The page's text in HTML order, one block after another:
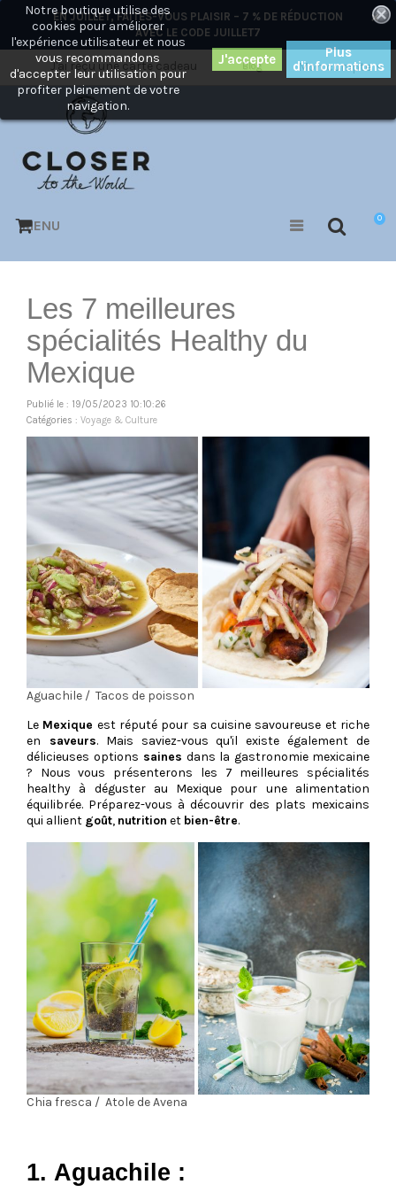
EN JUILLET, FAITES-VOUS PLAISIR – 7 % DE RÉDUCTION
AVEC LE CODE JUILLET7
×
Mon compte
Blog
J'ai reçu une carte cadeau
0
MENU
Notre boutique utilise des
cookies pour améliorer
l'expérience utilisateur et nous
vous recommandons
d'accepter leur utilisation pour
profiter pleinement de votre
navigation.
Plus
d'informations
Les 7 meilleures
spécialités Healthy du
Mexique
Publié le : 19/05/2023 10:10:26
Catégories : Voyage & Culture
Aguachile / Tacos de poisson
Le Mexique est réputé pour sa cuisine savoureuse et riche
en saveurs. Mais saviez-vous qu'il existe également de
délicieuses options saines dans la gastronomie mexicaine
? Nous vous présenterons les 7 meilleures spécialités
healthy à déguster au Mexique pour une alimentation
équilibrée. Préparez-vous à découvrir des plats mexicains
qui allient goût, nutrition et bien-être.
Chia fresca / Atole de Avena
1. Aguachile :